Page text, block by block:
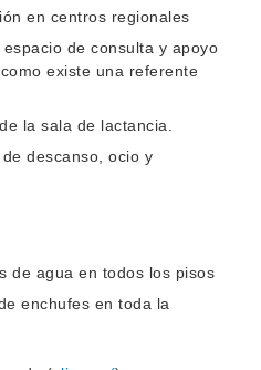
en centros regionales
de consulta y apoyo
existe una referente
la sala de lactancia.
descanso, ocio y
de agua en todos los pisos
enchufes en toda la